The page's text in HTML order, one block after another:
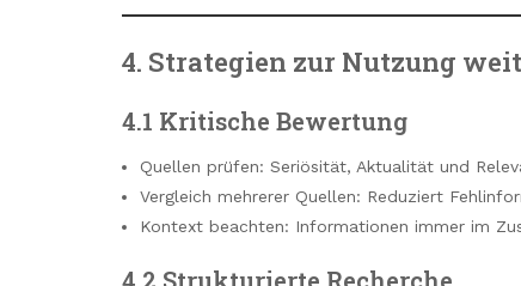
4. Strategien zur Nutzung
4.1 Kritische Bewertung
Quellen prüfen: Seriösität, Aktualität und
Vergleich mehrerer Quellen: Reduziert
Kontext beachten: Informationen immer im
4.2 Strukturierte Recherche